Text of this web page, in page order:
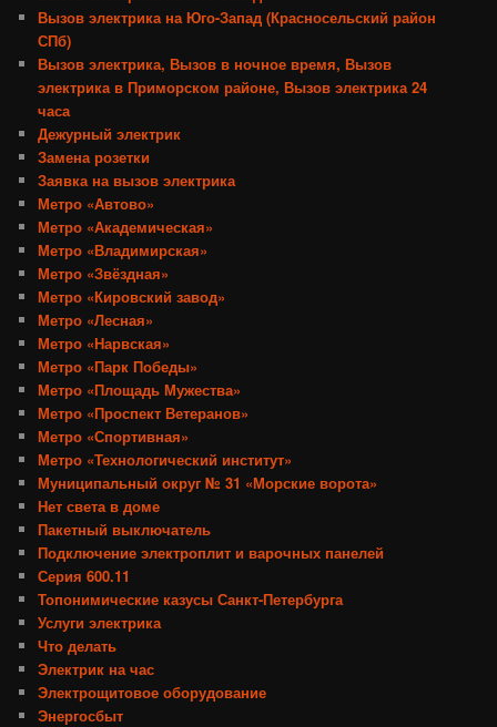
Вызов электрика на Юго-Запад (Красносельский район
СПб)
Вызов электрика, Вызов в ночное время, Вызов
электрика в Приморском районе, Вызов электрика 24
часа
Дежурный электрик
Замена розетки
Заявка на вызов электрика
Метро «Автово»
Метро «Академическая»
Метро «Владимирская»
Метро «Звёздная»
Метро «Кировский завод»
Метро «Лесная»
Метро «Нарвская»
Метро «Парк Победы»
Метро «Площадь Мужества»
Метро «Проспект Ветеранов»
Метро «Спортивная»
Метро «Технологический институт»
Муниципальный округ № 31 «Морские ворота»
Нет света в доме
Пакетный выключатель
Подключение электроплит и варочных панелей
Серия 600.11
Топонимические казусы Санкт-Петербурга
Услуги электрика
Что делать
Электрик на час
Электрощитовое оборудование
Энергосбыт